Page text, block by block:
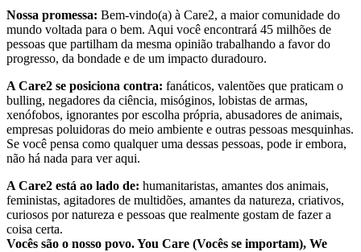
Nossa promessa: Bem-vindo(a) à Care2, a maior comunidade do
mundo voltada para o bem. Aqui você encontrará 45 milhões de
pessoas que partilham da mesma opinião trabalhando a favor do
progresso, da bondade e de um impacto duradouro.
A Care2 se posiciona contra: fanáticos, valentões que praticam o
bulling, negadores da ciência, misóginos, lobistas de armas,
xenófobos, ignorantes por escolha própria, abusadores de animais,
empresas poluidoras do meio ambiente e outras pessoas mesquinhas.
Se você pensa como qualquer uma dessas pessoas, pode ir embora,
não há nada para ver aqui.
A Care2 está ao lado de: humanitaristas, amantes dos animais,
feministas, agitadores de multidões, amantes da natureza, criativos,
curiosos por natureza e pessoas que realmente gostam de fazer a
coisa certa.
Vocês são o nosso povo. You Care (Vocês se importam), We